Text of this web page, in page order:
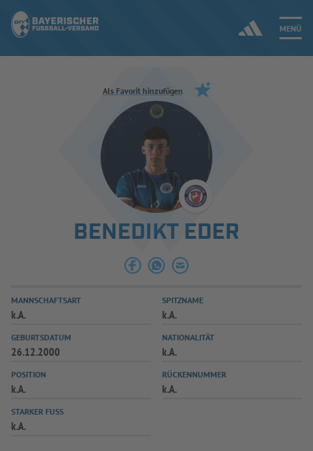
MENÜ
Jetzt einloggen
ERGEBNISSE & WETTBEWERBE
SPIELBETRIEB & VERBANDSLEBEN
AUSBILDUNG & FÖRDERUNG
SPIELPLUS
Als Favorit hinzufügen
BENEDIKT EDER
MANNSCHAFTSART
k.A.
SPITZNAME
k.A.
GEBURTSDATUM
26.12.2000
NATIONALITÄT
k.A.
POSITION
k.A.
RÜCKENNUMMER
k.A.
STARKER FUSS
k.A.